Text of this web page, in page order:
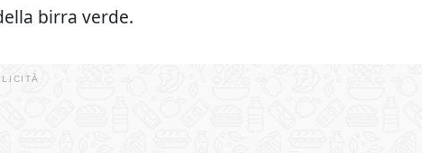
birra verde.